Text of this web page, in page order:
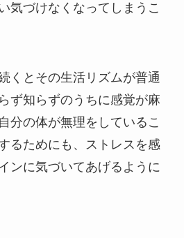
気づけなくなってしまうこ
くとその生活リズムが普通
ず知らずのうちに感覚が麻
分の体が無理をしているこ
るためにも、ストレスを感
ンに気づいてあげるように